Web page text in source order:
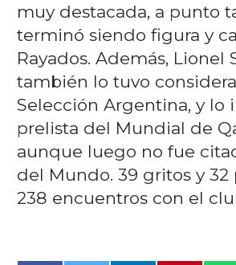
muy destacada, a punto
terminó siendo figura y
Rayados. Además, Lionel
también lo tuvo
Selección Argentina, y lo
prelista del Mundial de
aunque luego no fue
del Mundo. 39 gritos y 32
238 encuentros con el